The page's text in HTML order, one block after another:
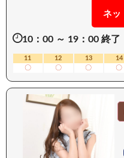
取らず親しみやすい
のしなやかな動きに思わ
スにも一切の妥協なし。 日々探求を重ね、
「気持ちいい」を知り
です。 極上の快感と癒しが織りなす、至福のひと
とき。 ぜひ、彼女との“本物”の時間をご体感くだ
さい。 ーーーーーーーーーー 【移動手段：電車】
ーーーーーーーーーー
ネッ
10：00 ～ 19：00 終了
11
〇
12
〇
13
〇
14
〇